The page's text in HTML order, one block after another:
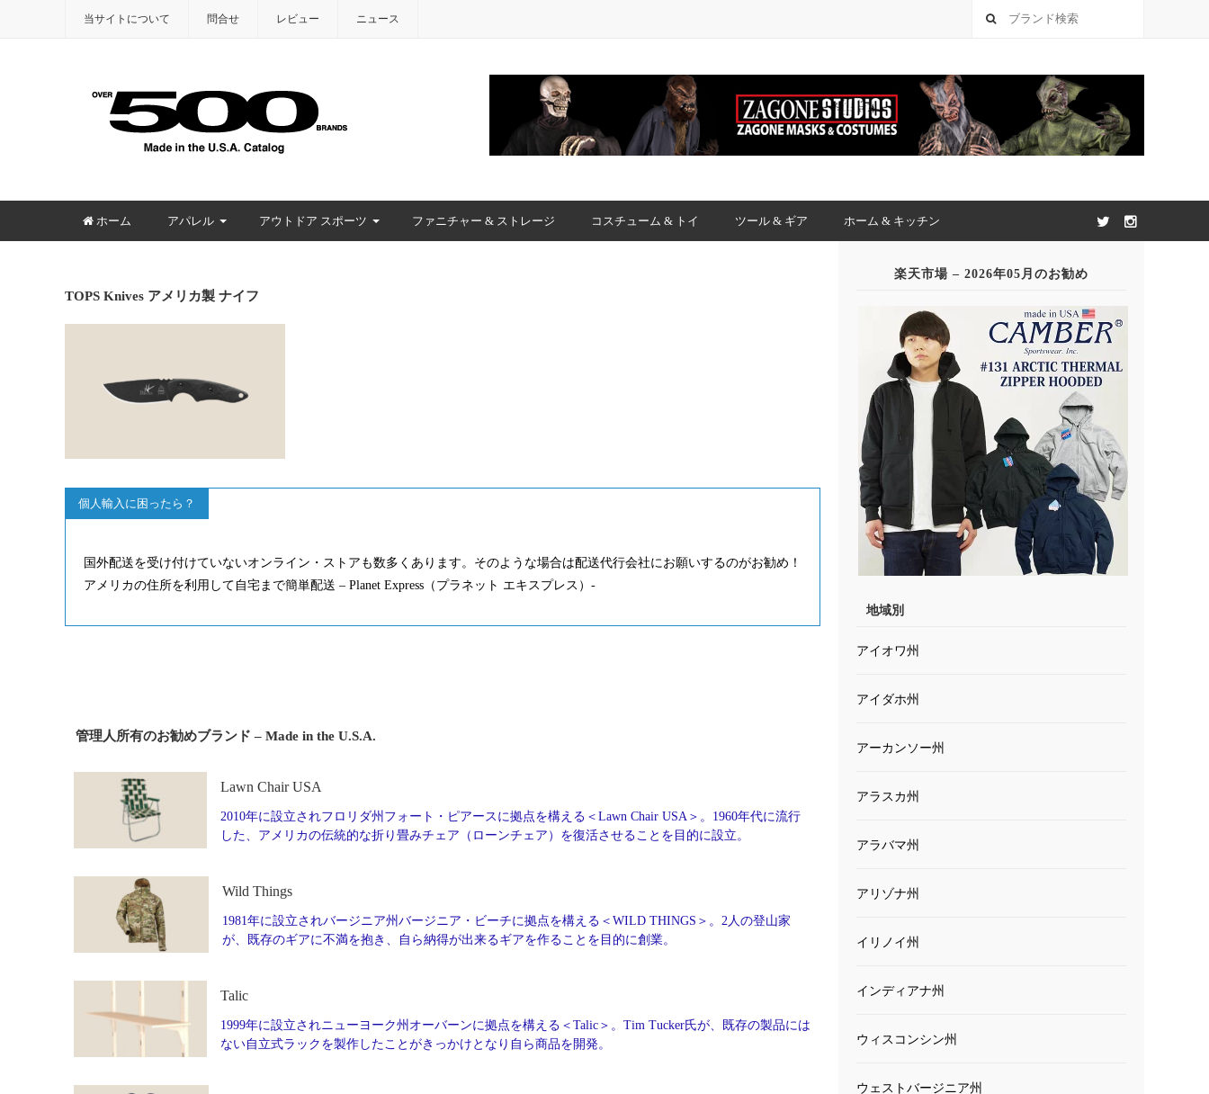
当サイトについて 問合せ レビュー ニュース
ホーム アパレル アウトドア スポーツ ファニチャー & ストレージ コスチューム & トイ ツール & ギア ホーム & キッチン
TOPS Knives アメリカ製 ナイフ
個人輸入に困ったら？
国外配送を受け付けていないオンライン・ストアも数多くあります。そのような場合は配送代行会社にお願いするのがお勧め！
アメリカの住所を利用して自宅まで簡単配送 – Planet Express（プラネット エキスプレス）-
管理人所有のお勧めブランド – Made in the U.S.A.
Lawn Chair USA
2010年に設立されフロリダ州フォート・ピアースに拠点を構える＜Lawn Chair USA＞。1960年代に流行
した、アメリカの伝統的な折り畳みチェア（ローンチェア）を復活させることを目的に設立。
Wild Things
1981年に設立されバージニア州バージニア・ビーチに拠点を構える＜WILD THINGS＞。2人の登山家
が、既存のギアに不満を抱き、自ら納得が出来るギアを作ることを目的に創業。
Talic
1999年に設立されニューヨーク州オーバーンに拠点を構える＜Talic＞。Tim Tucker氏が、既存の製品には
ない自立式ラックを製作したことがきっかけとなり自ら商品を開発。
楽天市場 – 2026年05月のお勧め
地域別
アイオワ州
アイダホ州
アーカンソー州
アラスカ州
アラバマ州
アリゾナ州
イリノイ州
インディアナ州
ウィスコンシン州
ウェストバージニア州